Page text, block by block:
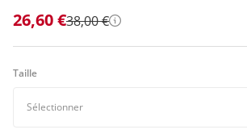
26,60 €38,00 € Détails
Taille